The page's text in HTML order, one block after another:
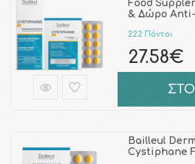
Food
& Δώρο
222 Πόντοι
27.58€
Bailleul
Cystiphane